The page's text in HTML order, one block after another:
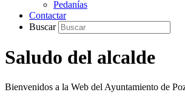
Pedanías
Contactar
Buscar
Saludo del alcalde
Bienvenidos a la Web del Ayuntamiento de